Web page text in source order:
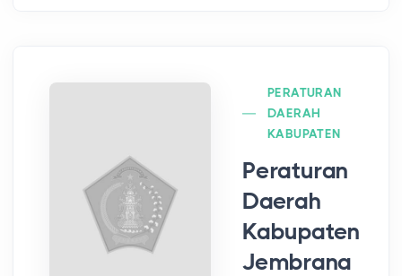
PERATURAN
DAERAH
KABUPATEN
Peraturan
Daerah
Kabupaten
Jembrana